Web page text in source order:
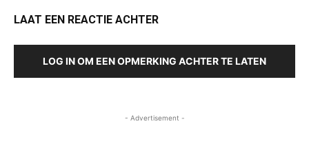
LAAT EEN REACTIE ACHTER
LOG IN OM EEN OPMERKING ACHTER TE LATEN
- Advertisement -